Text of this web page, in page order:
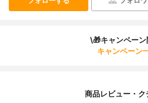
\🎁キャンペー
キャンペーン
商品レビュー・ク